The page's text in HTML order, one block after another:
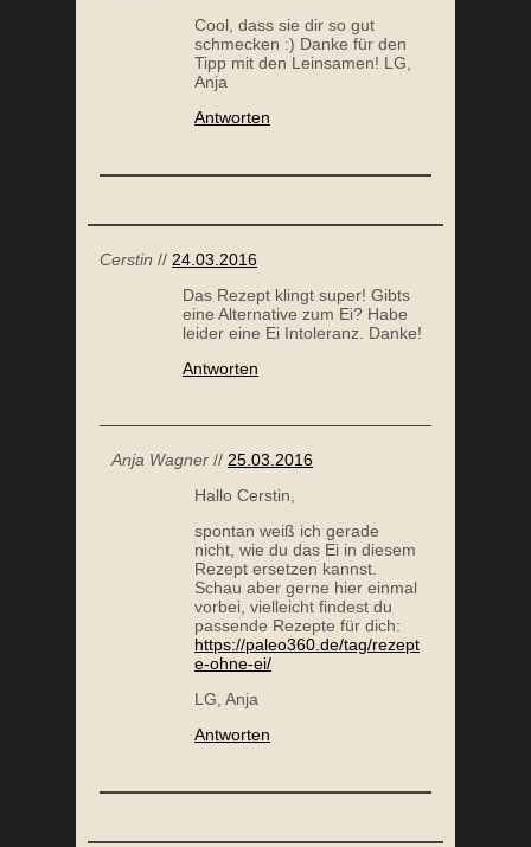
GEBRANNTE MANDELN SELBER MACHEN
Cool, dass sie dir so gut
schmecken :) Danke für den
Tipp mit den Leinsamen! LG,
Anja
Antworten
Cerstin // 24.03.2016
Das Rezept klingt super! Gibts
eine Alternative zum Ei? Habe
leider eine Ei Intoleranz. Danke!
Antworten
Anja Wagner // 25.03.2016
Hallo Cerstin,
spontan weiß ich gerade
nicht, wie du das Ei in diesem
Rezept ersetzen kannst.
Schau aber gerne hier einmal
vorbei, vielleicht findest du
passende Rezepte für dich:
https://paleo360.de/tag/rezept
e-ohne-ei/
LG, Anja
Antworten